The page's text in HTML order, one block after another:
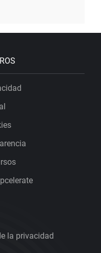
la privacidad